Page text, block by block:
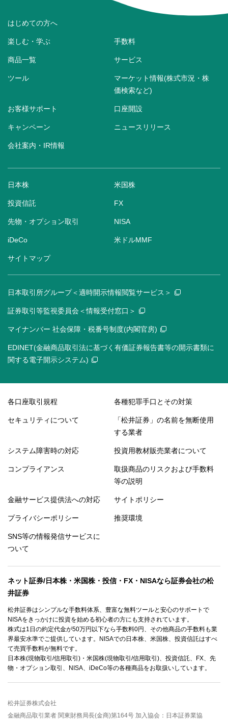
はじめての方へ
楽しむ・学ぶ 手数料
商品一覧 サービス
ツール
マーケット情報(株式市況・株
価検索など)
お客様サポート 口座開設
キャンペーン ニュースリリース
会社案内・IR情報
日本株 米国株
投資信託 FX
先物・オプション取引 NISA
iDeCo 米ドルMMF
サイトマップ
日本取引所グループ＜適時開示情報閲覧サービス＞
証券取引等監視委員会＜情報受付窓口＞
マイナンバー 社会保障・税番号制度(内閣官房)
EDINET(金融商品取引法に基づく有価証券報告書等の開示書類に
関する電子開示システム)
各口座取引規程 各種犯罪手口とその対策
セキュリティについて
「松井証券」の名前を無断使用
する業者
システム障害時の対応 投資用教材販売業者について
コンプライアンス
取扱商品のリスクおよび手数料
等の説明
金融サービス提供法への対応 サイトポリシー
プライバシーポリシー 推奨環境
SNS等の情報発信サービスに
ついて
ネット証券/日本株・米国株・投信・FX・NISAなら証券会社の松
井証券
松井証券はシンプルな手数料体系、豊富な無料ツールと安心のサポートで
NISAをきっかけに投資を始める初心者の方にも支持されています。
株式は1日の約定代金が50万円以下なら手数料0円、その他商品の手数料も業
界最安水準でご提供しています。NISAでの日本株、米国株、投資信託はすべ
て売買手数料が無料です。
日本株(現物取引/信用取引)・米国株(現物取引/信用取引)、投資信託、FX、先
物・オプション取引、NISA、iDeCo等の各種商品をお取扱いしています。
松井証券株式会社
金融商品取引業者 関東財務局長(金商)第164号 加入協会：日本証券業協